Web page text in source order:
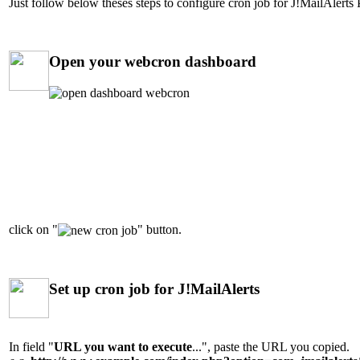
Just follow below theses steps to configure cron job for J!MailAlerts
Open your webcron dashboard
click on " " button.
Set up cron job for J!MailAlerts
In field "URL you want to execute...", paste the URL you copied.